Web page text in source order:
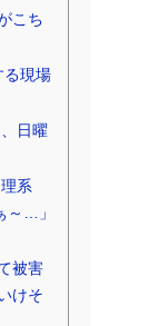
こち
る現場
日曜
系
～…」
被害
けそ